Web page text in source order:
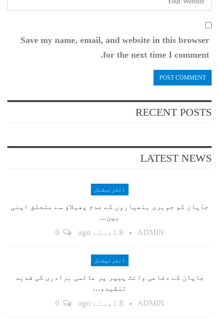
Save my name, email, and website in this browser
for the next time I comment.
RECENT POSTS
LATEST NEWS
انٹرنیشنل
جاپان کو جوہری ہتھیاروں کے عدم پھیلاؤ سے متعلق اپنی
بین…
ADMIN 8 گھنٹے ago
انٹرنیشنل
جاپان کے دفاعی وائٹ پیپر پر عالمی برادری کی شدید
تنقید،…
ADMIN 8 گھنٹے ago